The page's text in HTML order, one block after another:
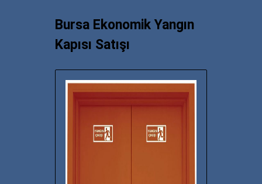
Bursa Ekonomik Yangın
Kapısı Satışı